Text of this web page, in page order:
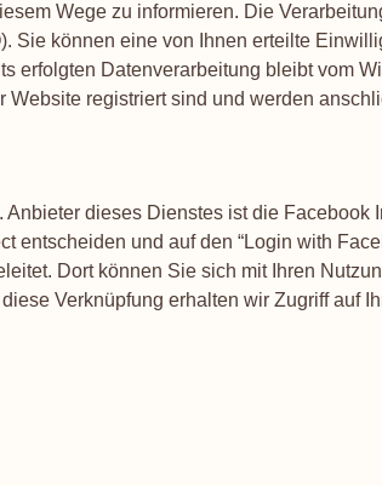
Wege zu informieren. Die
Sie können eine von Ihnen erteilte
erfolgten Datenverarbeitung bleibt vom
registriert sind und werden
dieses Dienstes ist die Facebook
entscheiden und auf den “Login with
Dort können Sie sich mit Ihren
Verknüpfung erhalten wir Zugriff auf